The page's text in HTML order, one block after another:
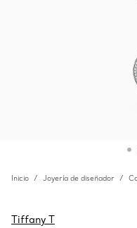
Inicio Joyería de diseñador
Tiffany T